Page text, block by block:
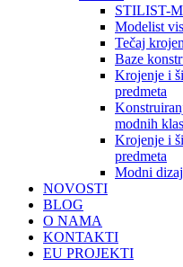
STILIST-
Modelist
Tečaj
Baze
Krojenje i
predmeta
modnih
Krojenje i
predmeta
Modni
NOVOSTI
BLOG
O NAMA
KONTAKTI
EU PROJEKTI